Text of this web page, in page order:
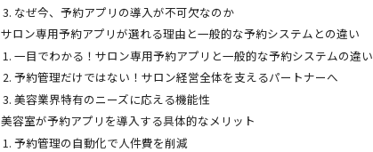
なぜ今、予約アプリの導入が不可欠なのか
サロン専用予約アプリが選れる理由と一般的な予約システムとの違い
一目でわかる！サロン専用予約アプリと一般的な予約システムの違い
予約管理だけではない！サロン経営全体を支えるパートナーへ
美容業界特有のニーズに応える機能性
美容室が予約アプリを導入する具体的なメリット
予約管理の自動化で人件費を削減